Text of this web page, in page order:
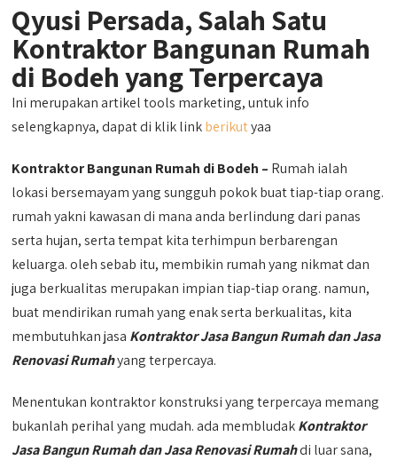
Qyusi Persada, Salah Satu
Kontraktor Bangunan Rumah
di Bodeh yang Terpercaya
Ini merupakan artikel tools marketing, untuk info
selengkapnya, dapat di klik linkberikutyaa
Kontraktor Bangunan Rumah di Bodeh – Rumah ialah
lokasi bersemayam yang sungguh pokok buat tiap-tiap orang.
rumah yakni kawasan di mana anda berlindung dari panas
serta hujan, serta tempat kita terhimpun berbarengan
keluarga. oleh sebab itu, membikin rumah yang nikmat dan
juga berkualitas merupakan impian tiap-tiap orang. namun,
buat mendirikan rumah yang enak serta berkualitas, kita
membutuhkan jasa Kontraktor Jasa Bangun Rumah dan Jasa
Renovasi Rumahyang terpercaya.
Menentukan kontraktor konstruksi yang terpercaya memang
bukanlah perihal yang mudah. ada membludakKontraktor
Jasa Bangun Rumah dan Jasa Renovasi Rumahdi luar sana,